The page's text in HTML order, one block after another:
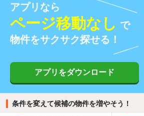
アプリなら
ページ移動なし で
物件をサクサク探せる！
アプリをダウンロード
条件を変えて候補の物件を増やそう！